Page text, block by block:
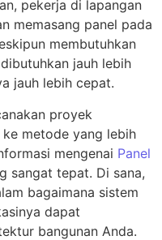
pekerja di lapangan
memasang panel pada
membutuhkan
jauh lebih
jauh lebih cepat.
proyek
metode yang lebih
mengenai Panel
sangat tepat. Di sana,
bagaimana sistem
dapat
bangunan Anda.